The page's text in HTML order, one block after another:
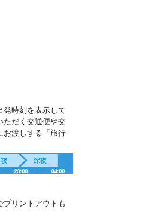
発時刻を表示して
ただく交通便や交
お渡しする「旅行
プリントアウトも